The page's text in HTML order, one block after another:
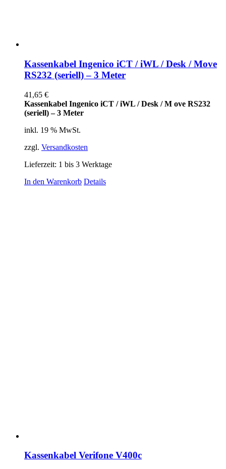
Kassenkabel Ingenico iCT / iWL / Desk / Move
RS232 (seriell) – 3 Meter
41,65 €
Kassenkabel Ingenico iCT / iWL / Desk / M ove RS232
(seriell) – 3 Meter
inkl. 19 % MwSt.
zzgl. Versandkosten
Lieferzeit: 1 bis 3 Werktage
In den Warenkorb Details
Kassenkabel Verifone V400c